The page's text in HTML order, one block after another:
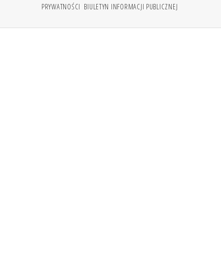
PRYWATNOŚCI BIULETYN INFORMACJI PUBLICZNEJ